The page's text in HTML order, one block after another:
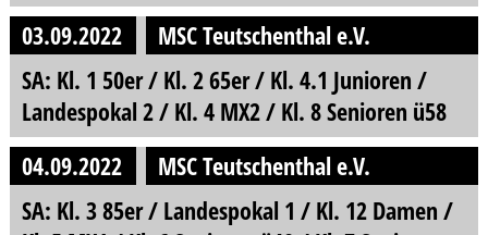
03.09.2022
MSC Teutschenthal e.V.
SA: Kl. 1 50er / Kl. 2 65er / Kl. 4.1 Junioren /
Landespokal 2 / Kl. 4 MX2 / Kl. 8 Senioren ü58
04.09.2022
MSC Teutschenthal e.V.
SA: Kl. 3 85er / Landespokal 1 / Kl. 12 Damen /